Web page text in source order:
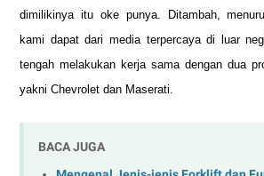
dimilikinya itu oke punya. Ditambah,
kami dapat dari media terpercaya di luar
tengah melakukan kerja sama dengan dua
yakni Chevrolet dan Maserati.
BACA JUGA